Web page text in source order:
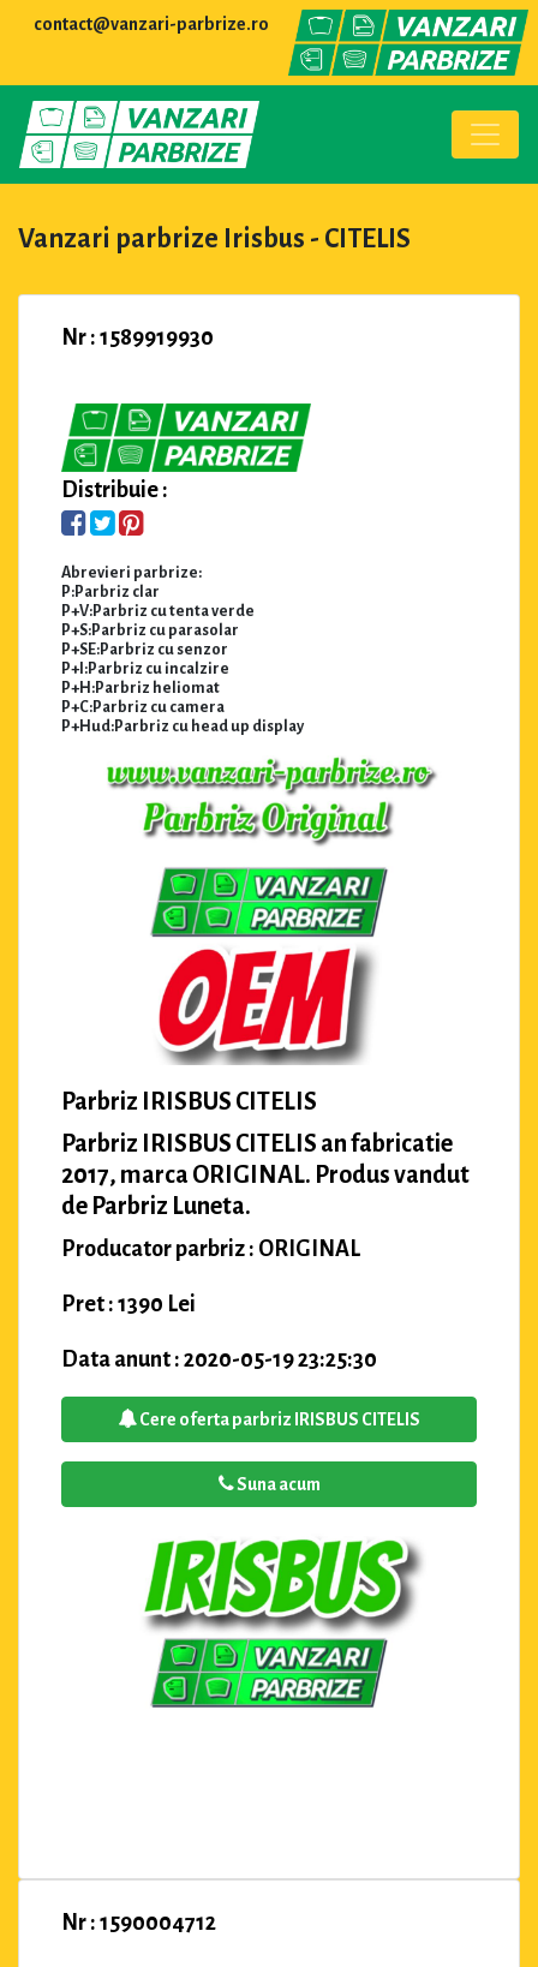
contact@vanzari-parbrize.ro
Vanzari parbrize Irisbus - CITELIS
Nr : 1589919930
Distribuie :
Abrevieri parbrize:
P:Parbriz clar
P+V:Parbriz cu tenta verde
P+S:Parbriz cu parasolar
P+SE:Parbriz cu senzor
P+I:Parbriz cu incalzire
P+H:Parbriz heliomat
P+C:Parbriz cu camera
P+Hud:Parbriz cu head up display
Parbriz IRISBUS CITELIS
Parbriz IRISBUS CITELIS an fabricatie
2017, marca ORIGINAL. Produs vandut
de Parbriz Luneta.
Producator parbriz : ORIGINAL
Pret : 1390 Lei
Data anunt : 2020-05-19 23:25:30
Cere oferta parbriz IRISBUS CITELIS
Suna acum
Nr : 1590004712